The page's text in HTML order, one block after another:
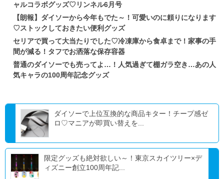
ャルコラボグッズ♡リンネル6月号
【朗報】ダイソーから今年もでた～！可愛いのに頼りになります
♡ストックしておきたい便利グッズ
セリアで買って大当たりでした♡冷凍庫から食卓まで！家事の手
間が減る！タフでお洒落な保存容器
普通のダイソーでも売ってよ…！人気過ぎて棚ガラ空き…あの人
気キャラの100周年記念グッズ
ダイソーで上位互換的な商品キター！チープ感ゼ
ロ♡マニアが即買い替えを...
限定グッズも絶対欲しい～！東京スカイツリー×デ
ィズニー創立100周年記...